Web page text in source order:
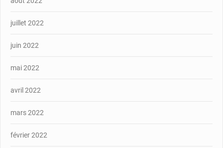
juillet 2022
juin 2022
mai 2022
avril 2022
mars 2022
février 2022